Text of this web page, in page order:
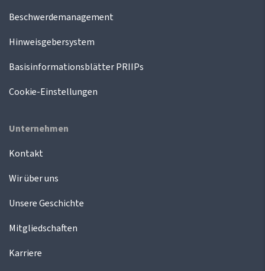
Beschwerdemanagement
Hinweisgebersystem
Basisinformationsblätter PRIIPs
Cookie-Einstellungen
Unternehmen
Kontakt
Wir über uns
Unsere Geschichte
Mitgliedschaften
Karriere